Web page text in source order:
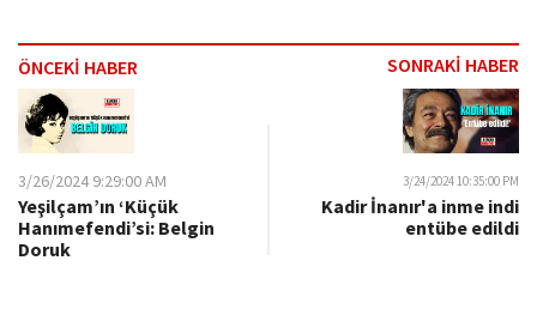
ÖNCEKİ HABER SONRAKİ HABER
3/26/2024 9:29:00 AM
Yeşilçam’ın ‘Küçük
Hanımefendi’si: Belgin
Doruk
3/24/2024 10:35:00 PM
Kadir İnanır'a inme indi
entübe edildi